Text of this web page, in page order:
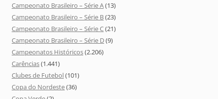
Campeonato Brasileiro – Série A(13)
Campeonato Brasileiro – Série B(23)
Campeonato Brasileiro – Série C(21)
Campeonato Brasileiro – Série D(9)
Campeonatos Históricos(2.206)
Carências(1.441)
Clubes de Futebol(101)
Copa do Nordeste(36)